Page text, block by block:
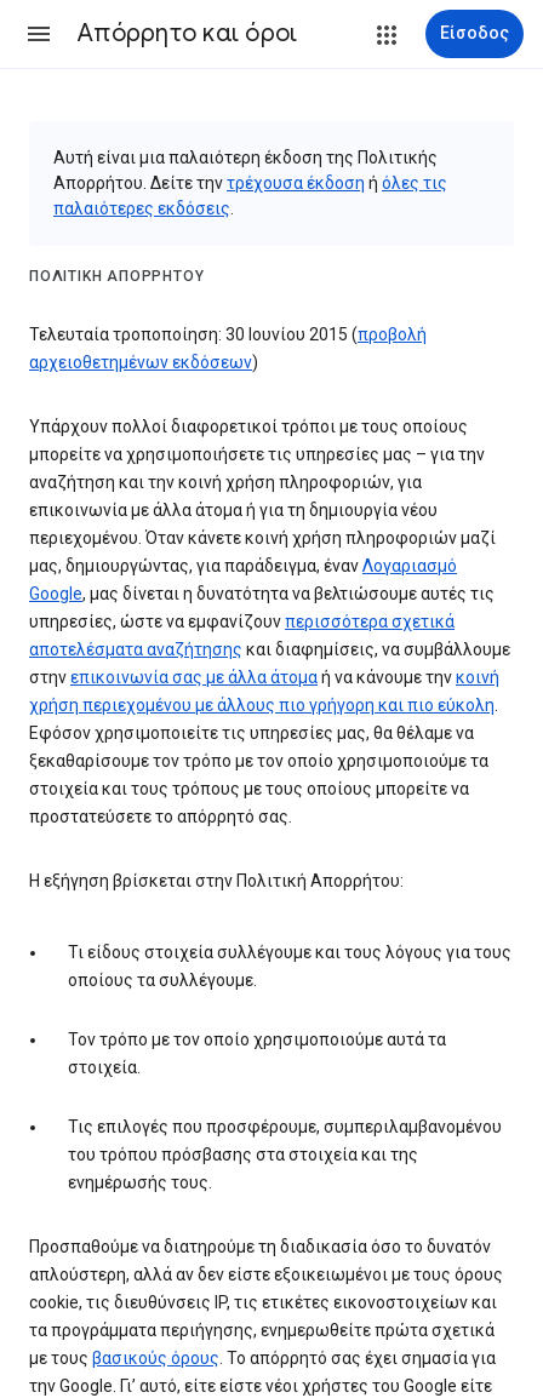
Απόρρητο και όροι Είσοδος
Αυτή είναι μια παλαιότερη έκδοση της Πολιτικής
Απορρήτου. Δείτε τηντρέχουσα έκδοση ή όλες τις
παλαιότερες εκδόσεις
ΠΟΛΙΤΙΚΉ ΑΠΟΡΡΉΤΟΥ
Τελευταία τροποποίηση: 30 Ιουνίου 2015 (προβολή
αρχειοθετημένων εκδόσεων)
Υπάρχουν πολλοί διαφορετικοί τρόποι με τους οποίους
μπορείτε να χρησιμοποιήσετε τις υπηρεσίες μας – για την
αναζήτηση και την κοινή χρήση πληροφοριών, για
επικοινωνία με άλλα άτομα ή για τη δημιουργία νέου
περιεχομένου. Όταν κάνετε κοινή χρήση πληροφοριών μαζί
μας, δημιουργώντας, για παράδειγμα, ένανΛογαριασμό
Google, μας δίνεται η δυνατότητα να βελτιώσουμε αυτές τις
υπηρεσίες, ώστε να εμφανίζουνπερισσότερα σχετικά
αποτελέσματα αναζήτησης και διαφημίσεις, να συμβάλλουμε
στηνεπικοινωνία σας με άλλα άτομαή να κάνουμε τηνκοινή
χρήση περιεχομένου με άλλους πιο γρήγορη και πιο εύκολη.
Εφόσον χρησιμοποιείτε τις υπηρεσίες μας, θα θέλαμε να
ξεκαθαρίσουμε τον τρόπο με τον οποίο χρησιμοποιούμε τα
στοιχεία και τους τρόπους με τους οποίους μπορείτε να
προστατεύσετε το απόρρητό σας.
Η εξήγηση βρίσκεται στην Πολιτική Απορρήτου:
Τι είδους στοιχεία συλλέγουμε και τους λόγους για τους
οποίους τα συλλέγουμε.
Τον τρόπο με τον οποίο χρησιμοποιούμε αυτά τα
στοιχεία.
Τις επιλογές που προσφέρουμε, συμπεριλαμβανομένου
του τρόπου πρόσβασης στα στοιχεία και της
ενημέρωσής τους.
Προσπαθούμε να διατηρούμε τη διαδικασία όσο το δυνατόν
απλούστερη, αλλά αν δεν είστε εξοικειωμένοι με τους όρους
cookie, τις διευθύνσεις IP, τις ετικέτες εικονοστοιχείων και
τα προγράμματα περιήγησης, ενημερωθείτε πρώτα σχετικά
με τους βασικούς όρους. Το απόρρητό σας έχει σημασία για
την Google. Γι’ αυτό, είτε είστε νέοι χρήστες του Google είτε